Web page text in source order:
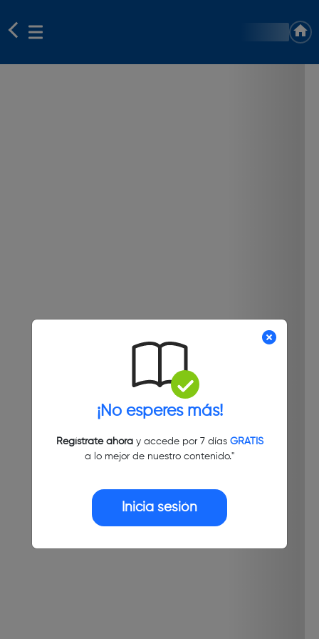
¡No esperes más!
Regístrate ahoray accede por 7 días GRATIS
a lo mejor de nuestro contenido."
Inicia sesión